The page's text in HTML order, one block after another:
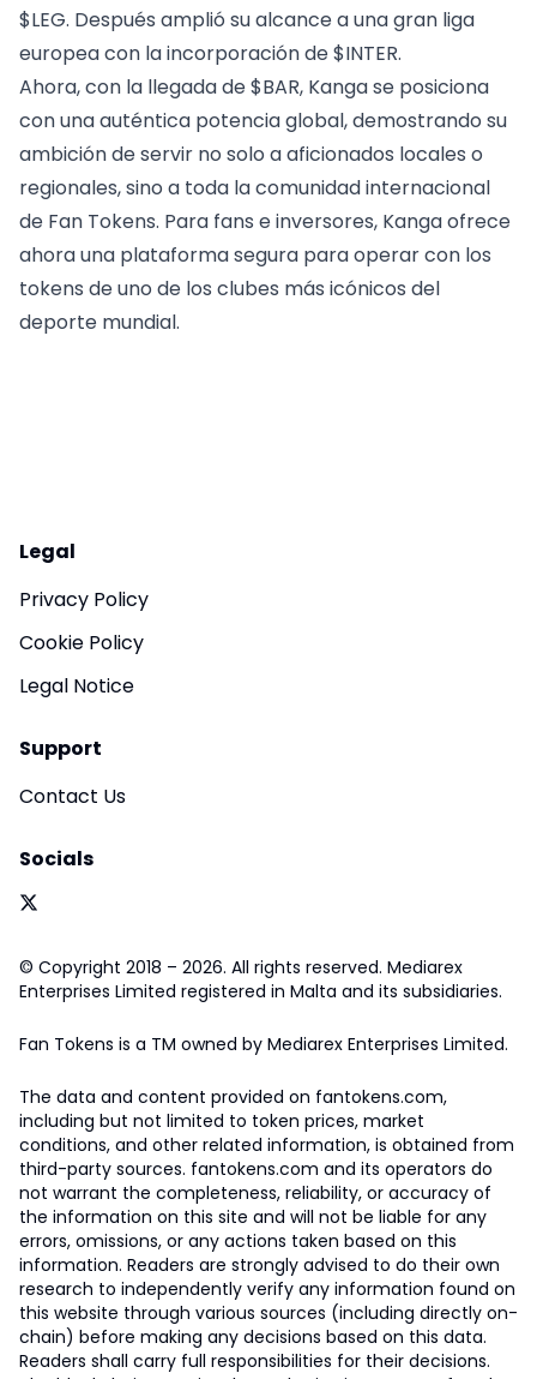
$LEG. Después amplió su alcance a una gran liga
europea con la incorporación de $INTER.
Ahora, con la llegada de $BAR, Kanga se posiciona
con una auténtica potencia global, demostrando su
ambición de servir no solo a aficionados locales o
regionales, sino a toda la comunidad internacional
de Fan Tokens. Para fans e inversores, Kanga ofrece
ahora una plataforma segura para operar con los
tokens de uno de los clubes más icónicos del
deporte mundial.
Legal
Privacy Policy
Cookie Policy
Legal Notice
Support
Contact Us
Socials
© Copyright 2018 – 2026. All rights reserved. Mediarex
Enterprises Limited registered in Malta and its subsidiaries.
Fan Tokens is a TM owned by Mediarex Enterprises Limited.
The data and content provided on fantokens.com,
including but not limited to token prices, market
conditions, and other related information, is obtained from
third-party sources. fantokens.com and its operators do
not warrant the completeness, reliability, or accuracy of
the information on this site and will not be liable for any
errors, omissions, or any actions taken based on this
information. Readers are strongly advised to do their own
research to independently verify any information found on
this website through various sources (including directly on-
chain) before making any decisions based on this data.
Readers shall carry full responsibilities for their decisions.